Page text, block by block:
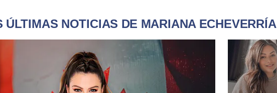
ÚLTIMAS NOTICIAS DE MARIANA ECHEVERRÍA